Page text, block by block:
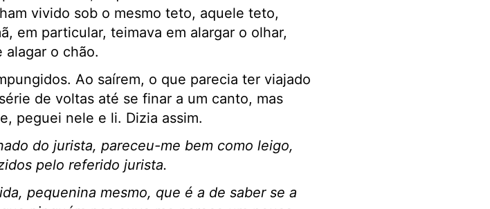
vivido sob o mesmo teto, aquele teto,
em particular, teimava em alargar o olhar,
o chão.
Ao saírem, o que parecia ter viajado
de voltas até se finar a um canto, mas
peguei nele e li. Dizia assim.
do jurista, pareceu-me bem como leigo,
pelo referido jurista.
pequenina mesmo, que é a de saber se a